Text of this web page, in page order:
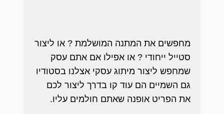
מחפשים את המתנה המושלמת ? או ליצור
סטייל ייחודי ? או אפילו אם אתם עסק
שמחפש ליצור מיתוג עסקי אצלנו בסטודיו
גם השמיים הם עוד קו בדרך ליצור לכם
את הפריט אופנה שאתם חולמים עליו.